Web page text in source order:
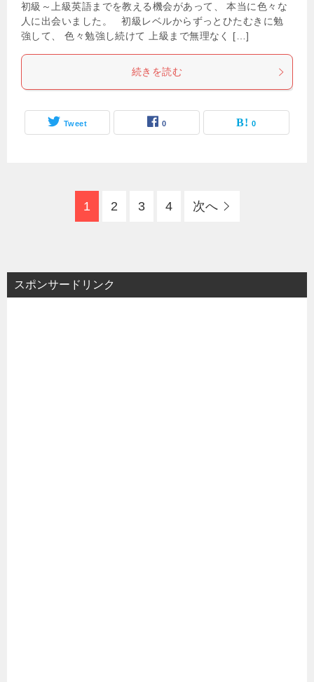
初級～上級英語までを教える機会があって、 本当に色々な
人に出会いました。 初級レベルからずっとひたむきに勉
強して、 色々勉強し続けて 上級まで無理なく […]
続きを読む
Tweet 0 0
1 2 3 4 次へ
スポンサードリンク